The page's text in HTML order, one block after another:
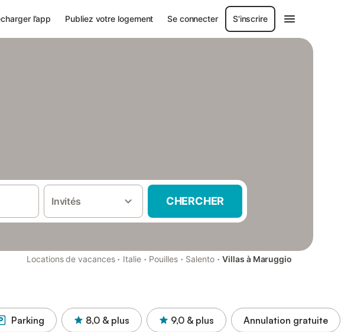
l’app Publiez votre logement Se connecter S'inscrire
Invités CHERCHER
Locations de vacances · Italie · Pouilles · Salento · Villas à Maruggio
Parking 8,0 & plus 9,0 & plus Annulation gratuite